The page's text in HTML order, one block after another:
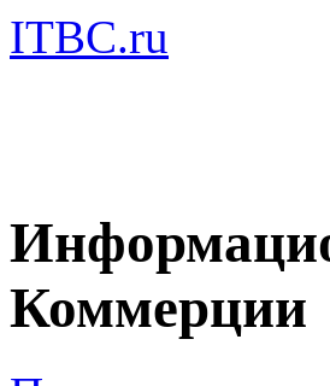
ITBC.ru
Коммерции